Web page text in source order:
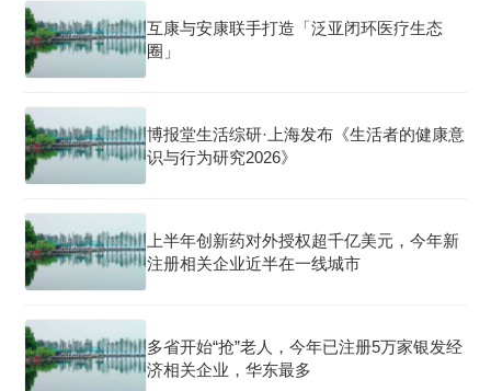
互康与安康联手打造「泛亚闭环医疗生态
圈」
博报堂生活综研·上海发布《生活者的健康意
识与行为研究2026》
上半年创新药对外授权超千亿美元，今年新
注册相关企业近半在一线城市
多省开始“抢”老人，今年已注册5万家银发经
济相关企业，华东最多